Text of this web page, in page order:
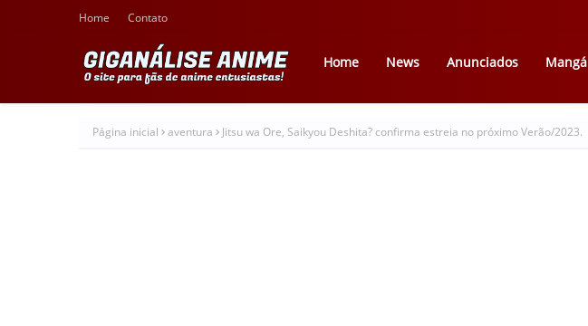
Home Contato
Home News Anunciados Mangá
Página inicial aventura Jitsu wa Ore, Saikyou Deshita? confirma estreia no próximo Verão/2023.